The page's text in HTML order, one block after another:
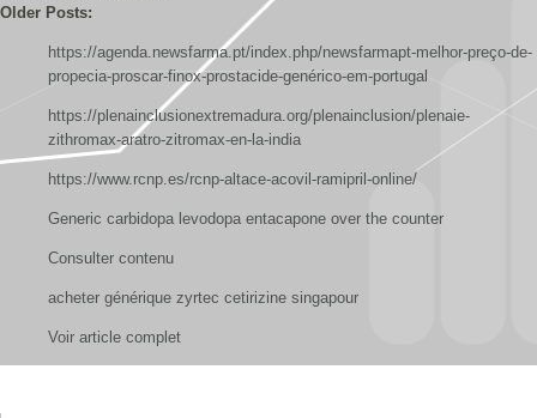
Older Posts:
https://agenda.newsfarma.pt/index.php/newsfarmapt-melhor-preço-de-
propecia-proscar-finox-prostacide-genérico-em-portugal
https://plenainclusionextremadura.org/plenainclusion/plenaie-
zithromax-aratro-zitromax-en-la-india
https://www.rcnp.es/rcnp-altace-acovil-ramipril-online/
Generic carbidopa levodopa entacapone over the counter
Consulter contenu
acheter générique zyrtec cetirizine singapour
Voir article complet